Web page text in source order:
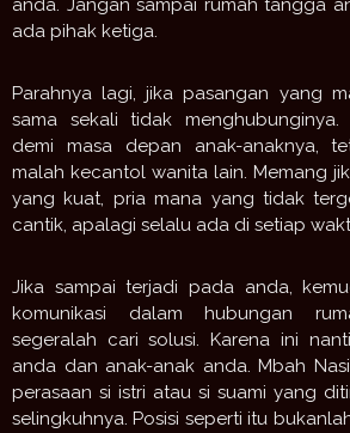
anda. Jangan sampai rumah tangga
ada pihak ketiga.
Parahnya lagi, jika pasangan yang
sama sekali tidak menghubunginya.
demi masa depan anak-anaknya,
malah kecantol wanita lain. Memang
yang kuat, pria mana yang tidak
cantik, apalagi selalu ada di setiap
Jika sampai terjadi pada anda,
komunikasi dalam hubungan
segeralah cari solusi. Karena ini
anda dan anak-anak anda. Mbah
perasaan si istri atau si suami yang
selingkuhnya. Posisi seperti itu